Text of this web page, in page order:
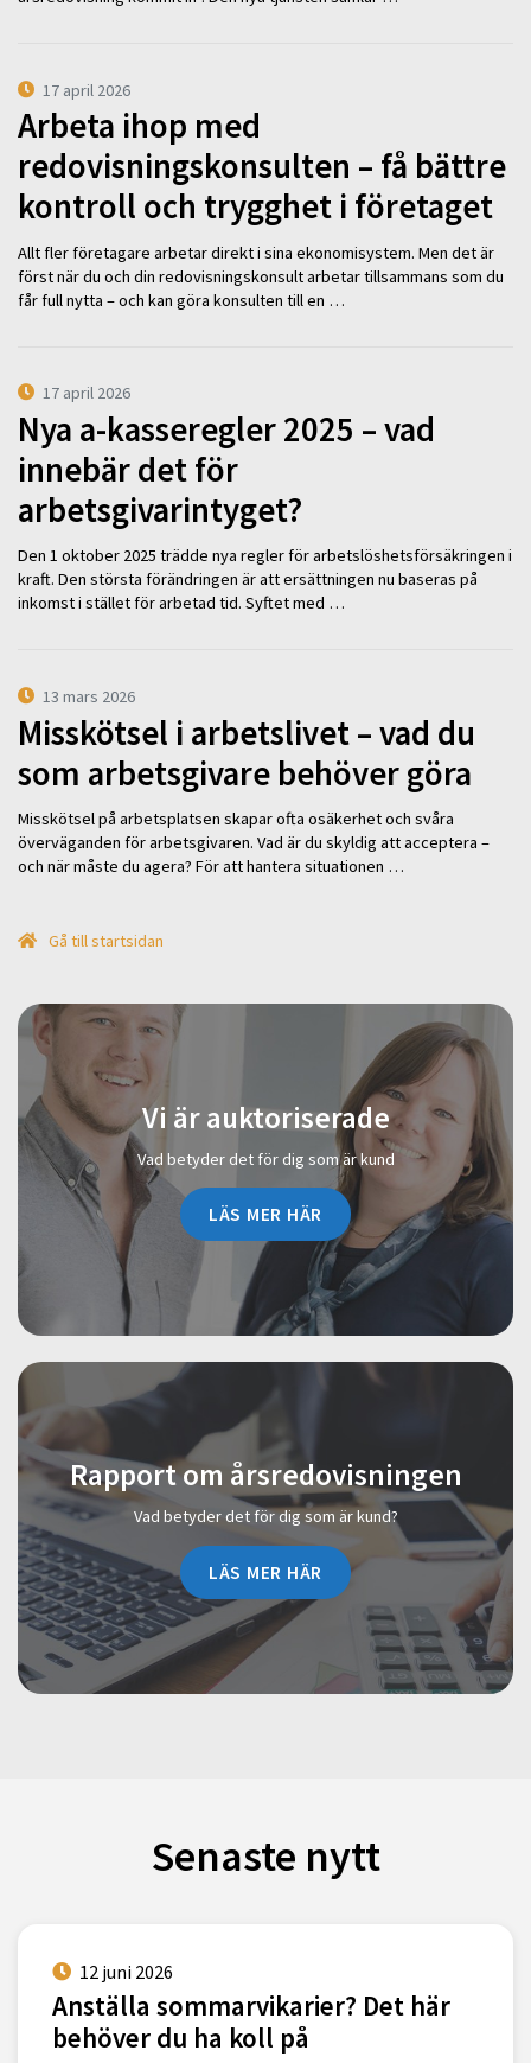
17 april 2026
Arbeta ihop med
redovisningskonsulten – få bättre
kontroll och trygghet i företaget
Allt fler företagare arbetar direkt i sina ekonomisystem. Men det är
först när du och din redovisningskonsult arbetar tillsammans som du
får full nytta – och kan göra konsulten till en …
17 april 2026
Nya a-kasseregler 2025 – vad
innebär det för
arbetsgivarintyget?
Den 1 oktober 2025 trädde nya regler för arbetslöshetsförsäkringen i
kraft. Den största förändringen är att ersättningen nu baseras på
inkomst i stället för arbetad tid. Syftet med …
13 mars 2026
Misskötsel i arbetslivet – vad du
som arbetsgivare behöver göra
Misskötsel på arbetsplatsen skapar ofta osäkerhet och svåra
överväganden för arbetsgivaren. Vad är du skyldig att acceptera –
och när måste du agera? För att hantera situationen …
Gå till startsidan
Vi är auktoriserade
Vad betyder det för dig som är kund
LÄS MER HÄR
Rapport om årsredovisningen
Vad betyder det för dig som är kund?
LÄS MER HÄR
Senaste nytt
12 juni 2026
Anställa sommarvikarier? Det här
behöver du ha koll på